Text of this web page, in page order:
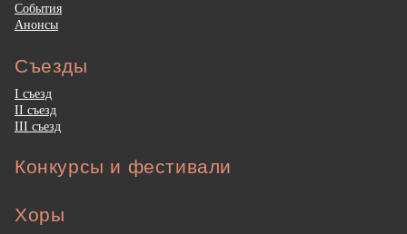
События
Анонсы
Съезды
I съезд
II съезд
III съезд
Конкурсы и фестивали
Хоры